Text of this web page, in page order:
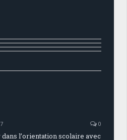
0
l’orientation scolaire avec